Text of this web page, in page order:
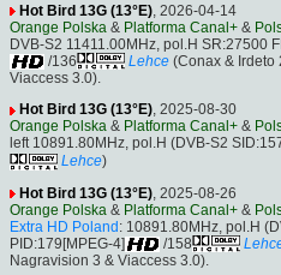
Hot Bird 13G (13°E) , 2026-04-14
Orange Polska & Platforma Canal+ &
DVB-S2 11411.00MHz, pol.H SR:27500
/136
Lehce (Conax & Irdeto
Viaccess 3.0).
Hot Bird 13G (13°E), 2025-08-30
Orange Polska & Platforma Canal+ &
left 10891.80MHz, pol.H (DVB-S2
Lehce)
Hot Bird 13G (13°E) , 2025-08-26
Orange Polska & Platforma Canal+ &
Extra HD Poland: 10891.80MHz, pol.H
PID:179[MPEG-4]
/158
Nagravision 3 & Viaccess 3.0).